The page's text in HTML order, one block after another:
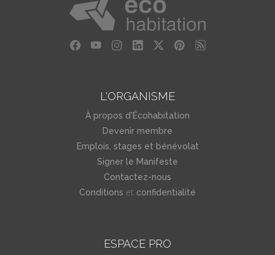
L'ORGANISME
À propos d'Écohabitation
Devenir membre
Emplois, stages et bénévolat
Signer le Manifeste
Contactez-nous
Conditions et confidentialité
ESPACE PRO